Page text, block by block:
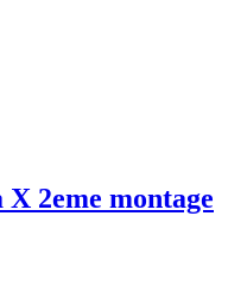
2eme montage